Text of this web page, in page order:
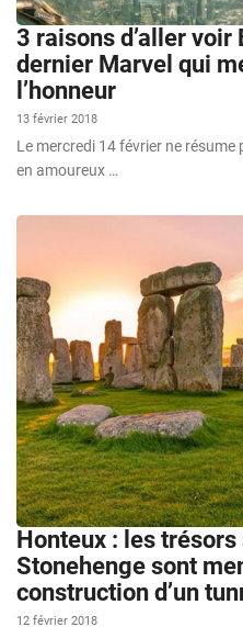
3 raisons d’aller voir
dernier Marvel qui
l’honneur
13 février 2018
Le mercredi 14 février ne
en amoureux …
Honteux : les
Stonehenge sont
construction d’un
12 février 2018